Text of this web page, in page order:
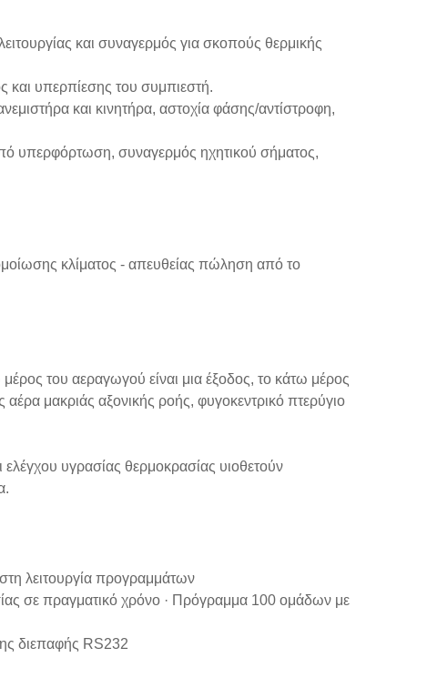
και συναγερμός για σκοπούς θερμικής
υπερπίεσης του συμπιεστή.
και κινητήρα, αστοχία φάσης/αντίστροφη,
υπερφόρτωση, συναγερμός ηχητικού σήματος,
κλίματος - απευθείας πώληση από το
του αεραγωγού είναι μια έξοδος, το κάτω μέρος
μακριάς αξονικής ροής, φυγοκεντρικό πτερύγιο
υγρασίας θερμοκρασίας υιοθετούν
λειτουργία προγραμμάτων
σε πραγματικό χρόνο · Πρόγραμμα 100 ομάδων με
διεπαφής RS232